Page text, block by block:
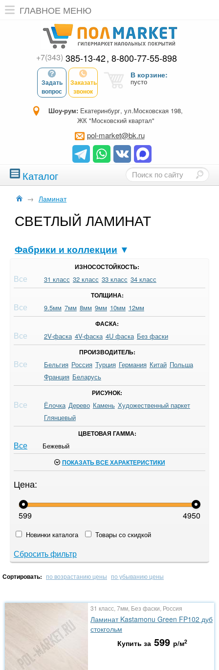
ГЛАВНОЕ МЕНЮ
+7(343) 385-13-42 8-800-77-55-898
Задать
вопрос
Заказать
звонок
В корзине:
пусто
Шоу-рум: Екатеринбург, ул.Московская 198,
ЖК "Московский квартал"
pol-market@bk.ru
Каталог
→ Ламинат
СВЕТЛЫЙ ЛАМИНАТ
Фабрики и коллекции ▼
ИЗНОСОСТОЙКОСТЬ:
Все 31 класс 32 класс 33 класс 34 класс
ТОЛЩИНА:
Все 9.5мм 7мм 8мм 9мм 10мм 12мм
ФАСКА:
Все 2V-фаска 4V-фаска 4U фаска Без фаски
ПРОИЗВОДИТЕЛЬ:
Все Бельгия Россия Турция Германия Китай Польша
Франция Беларусь
РИСУНОК:
Все Ёлочка Дерево Камень Художественный паркет
Глянцевый
ЦВЕТОВАЯ ГАММА:
Все Бежевый
ПОКАЗАТЬ ВСЕ ХАРАКТЕРИСТИКИ
Цена:
599 4950
Новинки каталога Товары со скидкой
Сбросить фильтр
Сортировать: по возрастанию цены по убыванию цены
31 класс, 7мм, Без фаски, Россия
Ламинат Kastamonu Green FP102 дуб
стокгольм
Купить за 599 р/м2